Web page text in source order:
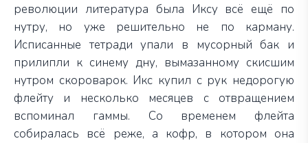
революции литература была Иксу всё ещё по
нутру, но уже решительно не по карману.
Исписанные тетради упали в мусорный бак и
прилипли к синему дну, вымазанному скисшим
нутром скороварок. Икс купил с рук недорогую
флейту и несколько месяцев с отвращением
вспоминал гаммы. Со временем флейта
собиралась всё реже, а кофр, в котором она